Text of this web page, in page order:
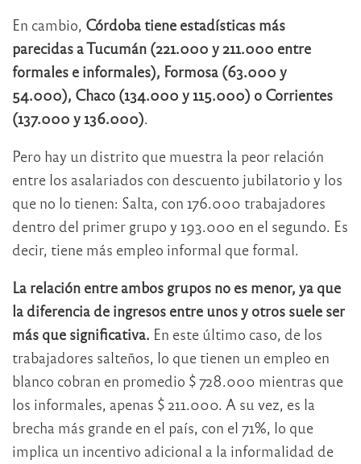
En cambio, Córdoba tiene estadísticas más
parecidas a Tucumán (221.000 y 211.000 entre
formales e informales), Formosa (63.000 y
54.000), Chaco (134.000 y 115.000) o Corrientes
(137.000 y 136.000).
Pero hay un distrito que muestra la peor relación
entre los asalariados con descuento jubilatorio y los
que no lo tienen: Salta, con 176.000 trabajadores
dentro del primer grupo y 193.000 en el segundo. Es
decir, tiene más empleo informal que formal.
La relación entre ambos grupos no es menor, ya que
la diferencia de ingresos entre unos y otros suele ser
más que significativa. En este último caso, de los
trabajadores salteños, lo que tienen un empleo en
blanco cobran en promedio $ 728.000 mientras que
los informales, apenas $ 211.000. A su vez, es la
brecha más grande en el país, con el 71%, lo que
implica un incentivo adicional a la informalidad de